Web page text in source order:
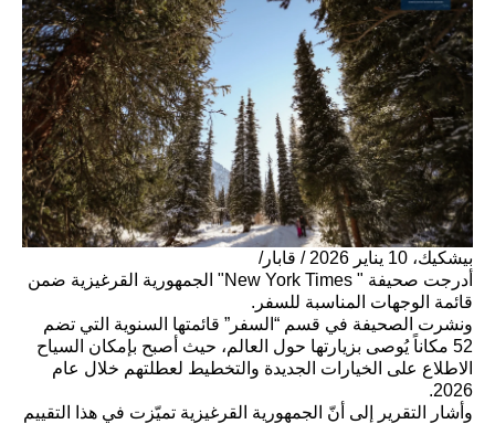
بيشكيك، 10 يناير 2026 / قابار/
أدرجت صحيفة " New York Times" الجمهورية القرغيزية ضمن
قائمة الوجهات المناسبة للسفر.
ونشرت الصحيفة في قسم “السفر” قائمتها السنوية التي تضم
52 مكاناً يُوصى بزيارتها حول العالم، حيث أصبح بإمكان السياح
الاطلاع على الخيارات الجديدة والتخطيط لعطلتهم خلال عام
2026.
وأشار التقرير إلى أنّ الجمهورية القرغيزية تميّزت في هذا التقييم